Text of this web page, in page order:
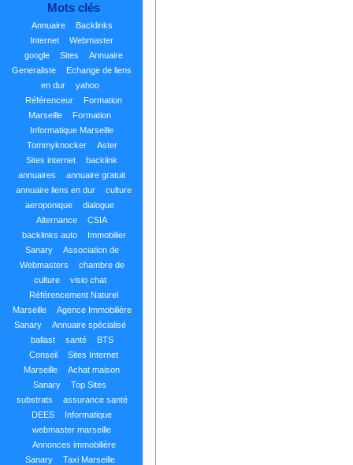
Mots clés
Annuaire
Backlinks
Internet
Webmaster
google
Sites
Annuaire
Generaliste
Echange de liens
en dur
yahoo
Référenceur
Formation
Marseille
Formation
Informatique Marseille
Tommyknocker
Aster
Sites internet
backlink
annuaires
annuaire gratuit
annuaire liens en dur
culture
aeroponique
dialogue
Alternance
CSIA
backlinks auto
Immobilier
Sanary
Association de
Webmasters
chambre de
culture
visio chat
Référencement Naturel
Marseille
Agence Immobilière
Sanary
Annuaire spécialisé
ballast
santé
BTS
Conseil
Sites Internet
Marseille
Achat maison
Sanary
Top Sites
substrats
assurance santé
DEES
Informatique
webmaster marseille
Annonces immobilière
Sanary
Taxi Marseille